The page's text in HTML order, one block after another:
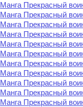
Манга Прекрасный
Манга Прекрасный
Манга Прекрасный
Манга Прекрасный
Манга Прекрасный
Манга Прекрасный
Манга Прекрасный
Манга Прекрасный
Манга Прекрасный
Манга Прекрасный
Манга Прекрасный